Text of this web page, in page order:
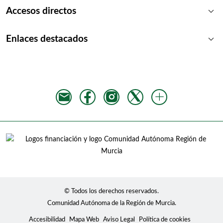
Accesos directos keyboard_arrow_down
Enlaces destacados keyboard_arrow_down
© Todos los derechos reservados.
Comunidad Autónoma de la Región de Murcia.
Accesibilidad Mapa Web Aviso Legal Política de cookies